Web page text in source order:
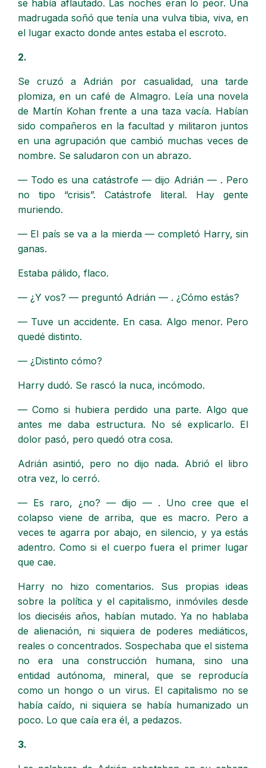
se había aflautado. Las noches eran lo peor. Una
madrugada soñó que tenía una vulva tibia, viva, en
el lugar exacto donde antes estaba el escroto.
2.
Se cruzó a Adrián por casualidad, una tarde
plomiza, en un café de Almagro. Leía una novela
de Martín Kohan frente a una taza vacía. Habían
sido compañeros en la facultad y militaron juntos
en una agrupación que cambió muchas veces de
nombre. Se saludaron con un abrazo.
— Todo es una catástrofe — dijo Adrián — . Pero
no tipo “crisis”. Catástrofe literal. Hay gente
muriendo.
— El país se va a la mierda — completó Harry, sin
ganas.
Estaba pálido, flaco.
— ¿Y vos? — preguntó Adrián — . ¿Cómo estás?
— Tuve un accidente. En casa. Algo menor. Pero
quedé distinto.
— ¿Distinto cómo?
Harry dudó. Se rascó la nuca, incómodo.
— Como si hubiera perdido una parte. Algo que
antes me daba estructura. No sé explicarlo. El
dolor pasó, pero quedó otra cosa.
Adrián asintió, pero no dijo nada. Abrió el libro
otra vez, lo cerró.
— Es raro, ¿no? — dijo — . Uno cree que el
colapso viene de arriba, que es macro. Pero a
veces te agarra por abajo, en silencio, y ya estás
adentro. Como si el cuerpo fuera el primer lugar
que cae.
Harry no hizo comentarios. Sus propias ideas
sobre la política y el capitalismo, inmóviles desde
los dieciséis años, habían mutado. Ya no hablaba
de alienación, ni siquiera de poderes mediáticos,
reales o concentrados. Sospechaba que el sistema
no era una construcción humana, sino una
entidad autónoma, mineral, que se reproducía
como un hongo o un virus. El capitalismo no se
había caído, ni siquiera se había humanizado un
poco. Lo que caía era él, a pedazos.
3.